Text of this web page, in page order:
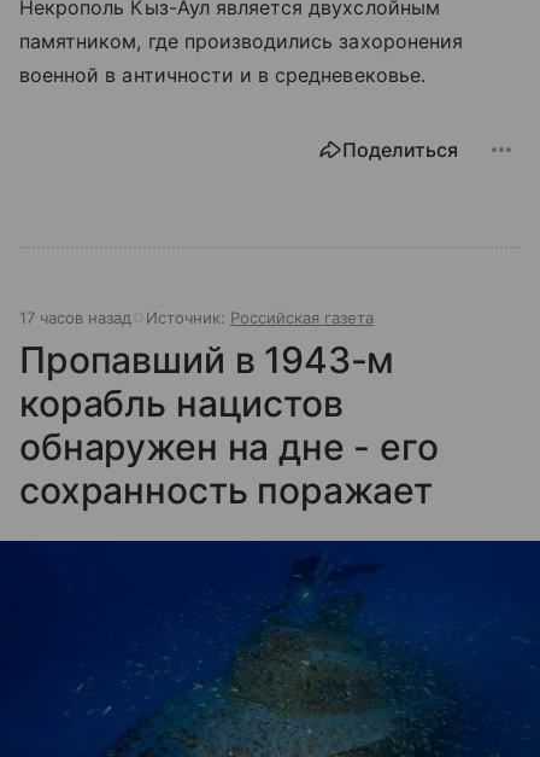
Некрополь Кыз-Аул является двухслойным
памятником, где производились захоронения
военной в античности и в средневековье.
Поделиться
17 часов назад Источник: Российская газета
Пропавший в 1943-м
корабль нацистов
обнаружен на дне - его
сохранность поражает